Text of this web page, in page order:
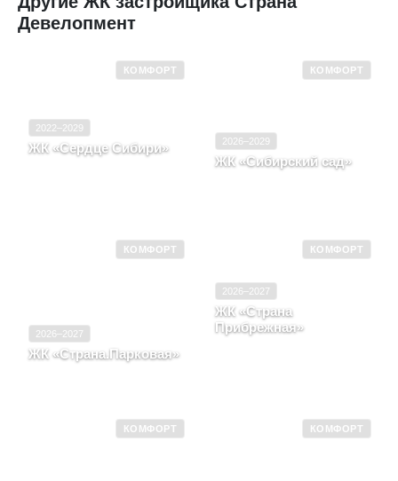
Девелопмент
КОМФОРТ
2022–2029
ЖК «Сердце Сибири»
КОМФОРТ
2026–2029
ЖК «Сибирский сад»
КОМФОРТ
2026–2027
ЖК «Страна.Парковая»
КОМФОРТ
2026–2027
ЖК «Страна
Прибрежная»
КОМФОРТ КОМФОРТ